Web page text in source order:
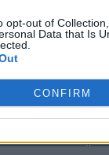
opt-out of
Data that Is
CONFIRM
trama ed
ed
ed episodi
trama ed